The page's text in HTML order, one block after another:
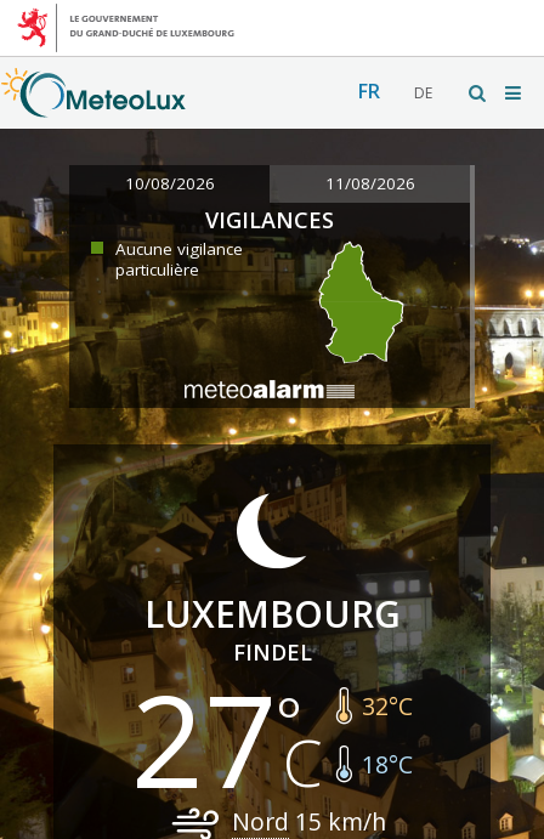
FR DE
10/08/2026 11/08/2026
VIGILANCES
Aucune vigilance
particulière
LUXEMBOURG
FINDEL
27 32°C
18°C
Nord 15km/h